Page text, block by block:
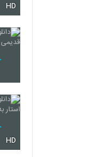
HD
HD